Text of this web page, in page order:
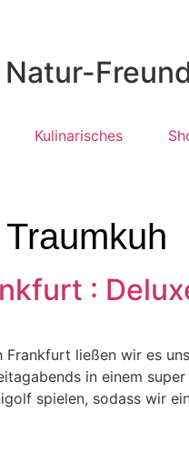
Kulinarisches
Traumkuh
:
Frankfurt ließen wir es
in einem
spielen, sodass wir